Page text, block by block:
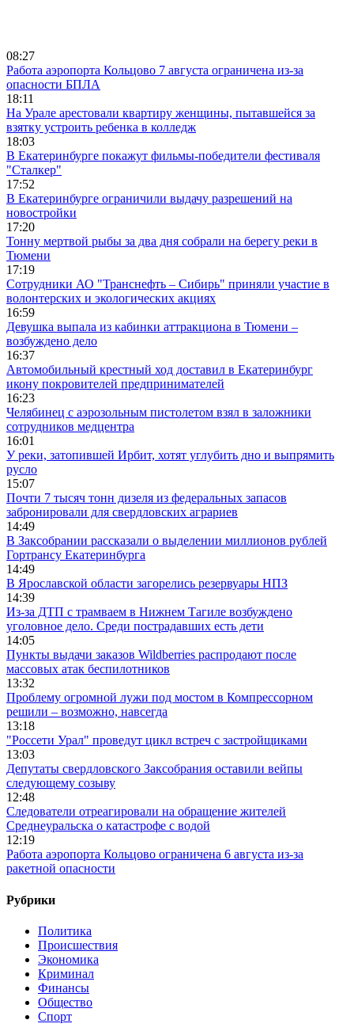
08:27
Работа аэропорта Кольцово 7 августа ограничена из-за
опасности БПЛА
18:11
На Урале арестовали квартиру женщины, пытавшейся за
взятку устроить ребенка в колледж
18:03
В Екатеринбурге покажут фильмы-победители фестиваля
"Сталкер"
17:52
В Екатеринбурге ограничили выдачу разрешений на
новостройки
17:20
Тонну мертвой рыбы за два дня собрали на берегу реки в
Тюмени
17:19
Сотрудники АО "Транснефть – Сибирь" приняли участие в
волонтерских и экологических акциях
16:59
Девушка выпала из кабинки аттракциона в Тюмени –
возбуждено дело
16:37
Автомобильный крестный ход доставил в Екатеринбург
икону покровителей предпринимателей
16:23
Челябинец с аэрозольным пистолетом взял в заложники
сотрудников медцентра
16:01
У реки, затопившей Ирбит, хотят углубить дно и выпрямить
русло
15:07
Почти 7 тысяч тонн дизеля из федеральных запасов
забронировали для свердловских аграриев
14:49
В Заксобрании рассказали о выделении миллионов рублей
Гортрансу Екатеринбурга
14:49
В Ярославской области загорелись резервуары НПЗ
14:39
Из-за ДТП с трамваем в Нижнем Тагиле возбуждено
уголовное дело. Среди пострадавших есть дети
14:05
Пункты выдачи заказов Wildberries распродают после
массовых атак беспилотников
13:32
Проблему огромной лужи под мостом в Компрессорном
решили – возможно, навсегда
13:18
"Россети Урал" проведут цикл встреч с застройщиками
13:03
Депутаты свердловского Заксобрания оставили вейпы
следующему созыву
12:48
Следователи отреагировали на обращение жителей
Среднеуральска о катастрофе с водой
12:19
Работа аэропорта Кольцово ограничена 6 августа из-за
ракетной опасности
Рубрики
Политика
Происшествия
Экономика
Криминал
Финансы
Общество
Спорт